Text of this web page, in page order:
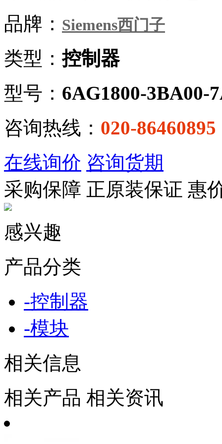
品牌： Siemens西门子
类型：控制器
型号： 6AG1800-3BA00-
咨询热线： 020-86460895
在线询价 咨询货期
采购保障 正原装保证 惠
感兴趣
产品分类
-控制器
-模块
相关信息
相关产品 相关资讯